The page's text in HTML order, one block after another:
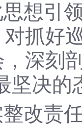
想引
抓好
深刻
坚决
整改责